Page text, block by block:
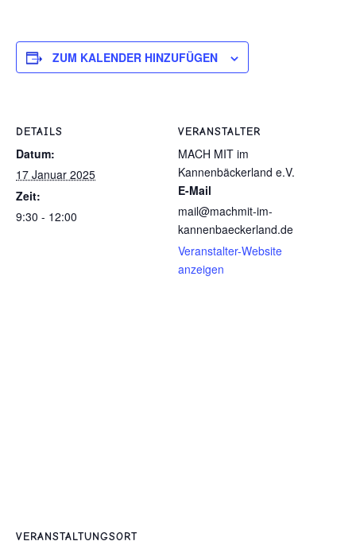
ZUM KALENDER HINZUFÜGEN
DETAILS
Datum:
17 Januar 2025
Zeit:
9:30 - 12:00
VERANSTALTER
MACH MIT im
Kannenbäckerland e.V.
E-Mail
mail@machmit-im-
kannenbaeckerland.de
Veranstalter-Website
anzeigen
VERANSTALTUNGSORT